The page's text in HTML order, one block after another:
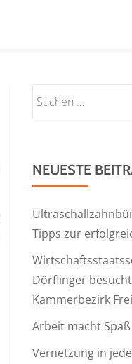
NEUESTE
Tipps zur
Dörflinger
Kammerbezirk
Arbeit macht
Vernetzung in